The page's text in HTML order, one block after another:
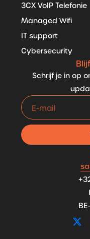
3CX VoIP Telefonie
Managed Wifi
IT support
Cybersecurity
Schrijf je in op